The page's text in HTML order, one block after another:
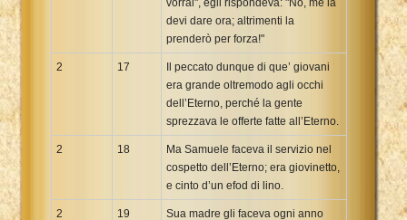
devi dare ora; altrimenti la
prenderò per forza!"
2 17
Il peccato dunque di que’ giovani
era grande oltremodo agli occhi
dell’Eterno, perché la gente
sprezzava le offerte fatte all’Eterno.
2 18
Ma Samuele faceva il servizio nel
cospetto dell’Eterno; era giovinetto,
e cinto d’un efod di lino.
2 19
Sua madre gli faceva ogni anno